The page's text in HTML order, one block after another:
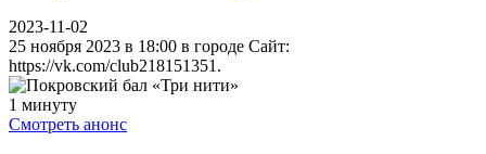
2023-11-02
25 ноября 2023 в 18:00 в городе Сайт:
https://vk.com/club218151351.
1 минуту
Смотреть анонс